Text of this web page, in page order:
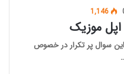
1,146
موزیک
این سوال پر تکرار در خصوص